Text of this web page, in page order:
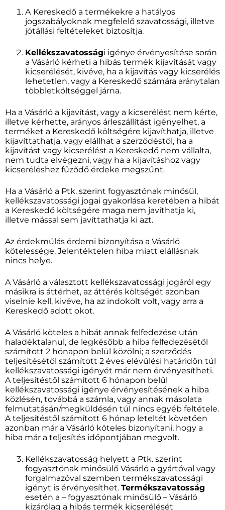
A Kereskedő a termékekre a hatályos
jogszabályoknak megfelelő szavatossági, illetve
jótállási feltételeket biztosítja.
Kellékszavatossági igénye érvényesítése során
a Vásárló kérheti a hibás termék kijavítását vagy
kicserélését, kivéve, ha a kijavítás vagy kicserélés
lehetetlen, vagy a Kereskedő számára aránytalan
többletköltséggel járna.
Ha a Vásárló a kijavítást, vagy a kicserélést nem kérte,
illetve kérhette, arányos árleszállítást igényelhet, a
terméket a Kereskedő költségére kijavíthatja, illetve
kijavíttathatja, vagy elállhat a szerződéstől, ha a
kijavítást vagy kicserélést a Kereskedő nem vállalta,
nem tudta elvégezni, vagy ha a kijavításhoz vagy
kicseréléshez fűződő érdeke megszűnt.
Ha a Vásárló a Ptk. szerint fogyasztónak minősül,
kellékszavatossági jogai gyakorlása keretében a hibát
a Kereskedő költségére maga nem javíthatja ki,
illetve mással sem javíttathatja ki azt.
Az érdekmúlás érdemi bizonyítása a Vásárló
kötelessége. Jelentéktelen hiba miatt elállásnak
nincs helye.
A Vásárló a választott kellékszavatossági jogáról egy
másikra is áttérhet, az áttérés költségét azonban
viselnie kell, kivéve, ha az indokolt volt, vagy arra a
Kereskedő adott okot.
A Vásárló köteles a hibát annak felfedezése után
haladéktalanul, de legkésőbb a hiba felfedezésétől
számított 2 hónapon belül közölni; a szerződés
teljesítésétől számított 2 éves elévülési határidőn túl
kellékszavatossági igényét már nem érvényesítheti.
A teljesítéstől számított 6 hónapon belül
kellékszavatossági igénye érvényesítésének a hiba
közlésén, továbbá a számla, vagy annak másolata
felmutatásán/megküldésén túl nincs egyéb feltétele.
A teljesítéstől számított 6 hónap leteltét követően
azonban már a Vásárló köteles bizonyítani, hogy a
hiba már a teljesítés időpontjában megvolt.
Kellékszavatosság helyett a Ptk. szerint
fogyasztónak minősülő Vásárló a gyártóval vagy
forgalmazóval szemben termékszavatossági
igényt is érvényesíthet. Termékszavatosság
esetén a – fogyasztónak minősülő – Vásárló
kizárólag a hibás termék kicserélését